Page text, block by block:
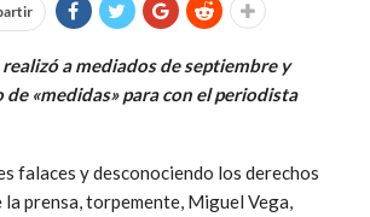
a mediados de septiembre y
«medidas» para con el periodista
falaces y desconociendo los derechos
prensa, torpemente, Miguel Vega,